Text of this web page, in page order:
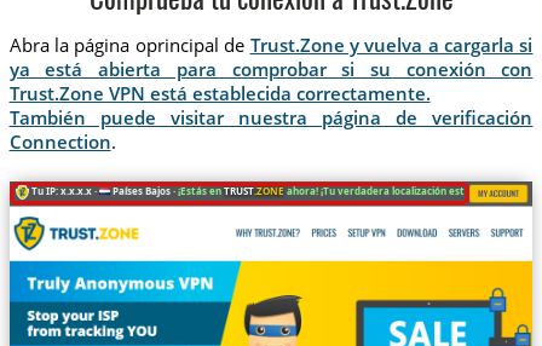
Abra la página oprincipal de Trust.Zone y vuelva a cargarla si
ya está abierta para comprobar si su conexión con
Trust.Zone VPN está establecida correctamente.
También puede visitar nuestra página de verificación
Connection.
Tu IP: x.x.x.x · Países Bajos ·¡Estás enTRUST.ZONE ahora! ¡Tu verdadera localización está oculta!